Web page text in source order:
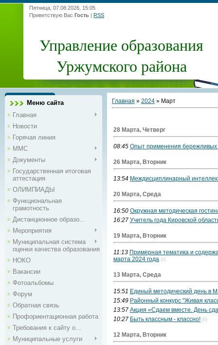
Пятница, 07.08.2026, 15:05
Приветствую Вас Гость | RSS
Управление образования
Уржумского района
Меню сайта
Главная
Новости
Горячая линия
ММС
Документы
Государственная итоговая
аттестация
ОЛИМПИАДЫ
Функциональная
грамотность
Дистанционное образо...
Мероприятия
Муниципальная система
оценки качества образования
НОКО
Вакансии
Фотоальбомы
Форум
Обратная связь
Профориентационная работа
Требования к сайту о...
Муниципальные услуги
Главная » 2024 » Март
28 Марта, Четверг
08:45 Опыт применения бережливых
26 Марта, Вторник
13:54 Междисциплинарный
20 Марта, Среда
16:50 Окружная методическая
16:27 Учитель года Кировской
19 Марта, Вторник
11:13 Примерная тематика и
марта 2024 года (0)
13 Марта, Среда
15:51 Единый методический день
15:49 Районный конкурс "Живая
13:57 Акция «Сдаем вместе. День
10:27 Быть классным - классно! (0)
12 Марта, Вторник